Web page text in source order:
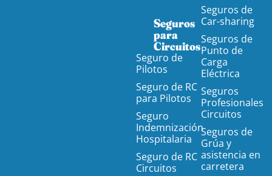
Seguros
para
Circuitos
Seguro de
Pilotos
Seguro de RC
para Pilotos
Seguro
Indemnización
Hospitalaria
Seguro de RC
Circuitos
Seguros de
Car-sharing
Seguros de
Punto de
Carga
Eléctrica
Seguros
Profesionales
Circuitos
Seguros de
Grúa y
asistencia en
carretera